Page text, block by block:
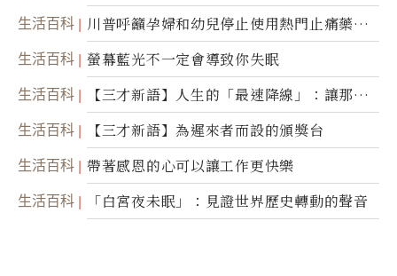
瞬」
生活百科
川普呼籲孕婦和幼兒停止使用熱門止痛藥泰
諾
生活百科 螢幕藍光不一定會導致你失眠
生活百科
【三才新語】人生的「最速降線」：讓那道
光，帶你滑向自己
生活百科 【三才新語】為遲來者而設的頒獎台
生活百科 帶著感恩的心可以讓工作更快樂
生活百科 「白宮夜未眠」：見證世界歷史轉動的聲音